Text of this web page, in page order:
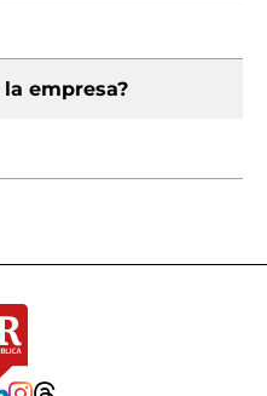
empresa?